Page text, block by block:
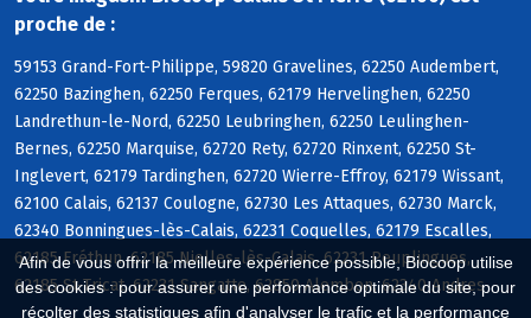
Afin de vous offrir la meilleure expérience possible, Biocoop utilise
des cookies : pour assurer une performance optimale du site, pour
récolter des statistiques afin d'analyser le trafic et la performance
proche de :
59153 Grand-Fort-Philippe, 59820 Gravelines, 62250 Audembert,
62250 Bazinghen, 62250 Ferques, 62179 Hervelinghen, 62250
Landrethun-le-Nord, 62250 Leubringhen, 62250 Leulinghen-
Bernes, 62250 Marquise, 62720 Rety, 62720 Rinxent, 62250 St-
Inglevert, 62179 Tardinghen, 62720 Wierre-Effroy, 62179 Wissant,
62100 Calais, 62137 Coulogne, 62730 Les Attaques, 62730 Marck,
62340 Bonningues-lès-Calais, 62231 Coquelles, 62179 Escalles,
62185 Fréthun, 62185 Nielles-lès-Calais, 62231 Peuplingues,
62185 St-Tricat, 62231 Sangatte, 62850 Alembon, 62340 Andres